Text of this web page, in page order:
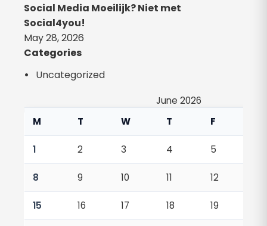
Social Media Moeilijk? Niet met
Social4you!
May 28, 2026
Categories
Uncategorized
June 2026
M
T W T F
1 2 3 4 5
8 9 10 11 12
15 16 17 18 19